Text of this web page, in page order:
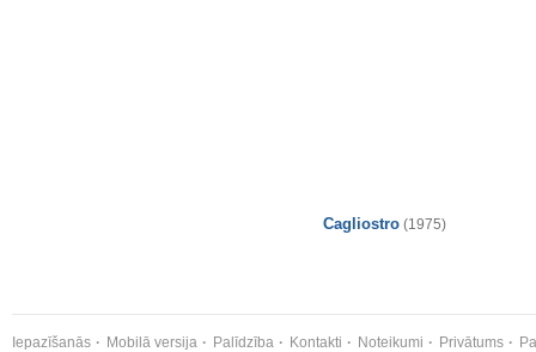
Cagliostro (1975)
Iepazīšanās Mobilā versija Palīdzība Kontakti Noteikumi Privātums